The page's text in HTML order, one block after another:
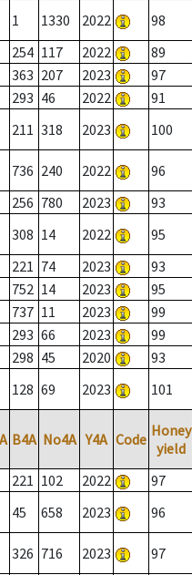
1 1330 2022 98
254 117 2022 89
363 207 2023 97
293 46 2022 91
211 318 2023 100
736 240 2022 96
256 780 2023 93
308 14 2022 95
221 74 2023 93
752 14 2023 95
737 11 2023 99
293 66 2023 99
298 45 2020 93
128 69 2023 101
B4A No4A Y4A Code Honey
yield
221 102 2022 97
45 658 2023 96
326 716 2023 97